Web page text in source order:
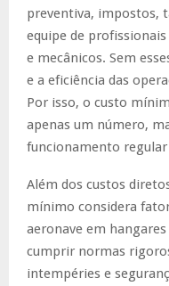
preventiva, impostos,
equipe de
e mecânicos. Sem
e a eficiência das
Por isso, o custo
apenas um número,
funcionamento regular
Além dos custos
mínimo considera
aeronave em
cumprir normas
intempéries e